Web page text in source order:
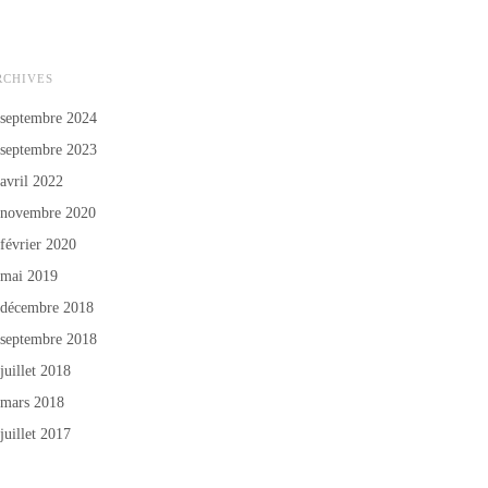
septembre 2024
septembre 2023
avril 2022
novembre 2020
février 2020
mai 2019
décembre 2018
septembre 2018
juillet 2018
mars 2018
juillet 2017